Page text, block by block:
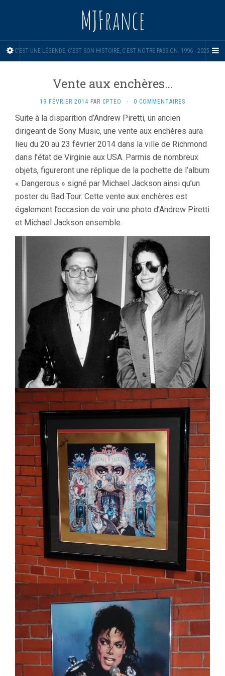
MJFrance
C'EST UNE LÉGENDE, C'EST SON HISTOIRE, C'EST NOTRE PASSION. 1996 - 2025.
Vente aux enchères…
19 FÉVRIER 2014 PAR CPTEO · 0 COMMENTAIRES
Suite à la disparition d’Andrew Piretti, un ancien
dirigeant de Sony Music, une vente aux enchères aura
lieu du 20 au 23 février 2014 dans la ville de Richmond
dans l’état de Virginie aux USA. Parmis de nombreux
objets, figureront une réplique de la pochette de l’album
« Dangerous » signé par Michael Jackson ainsi qu’un
poster du Bad Tour. Cette vente aux enchères est
également l’occasion de voir une photo d’Andrew Piretti
et Michael Jackson ensemble.